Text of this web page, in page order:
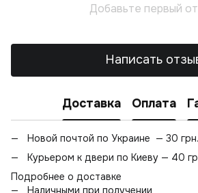
Добавьте первый
Написать
Доставка Оплата
Новой почтой по Украине — 30 грн.
Курьером к двери по Киеву — 40
Подробнее о доставке
Наличными при получении